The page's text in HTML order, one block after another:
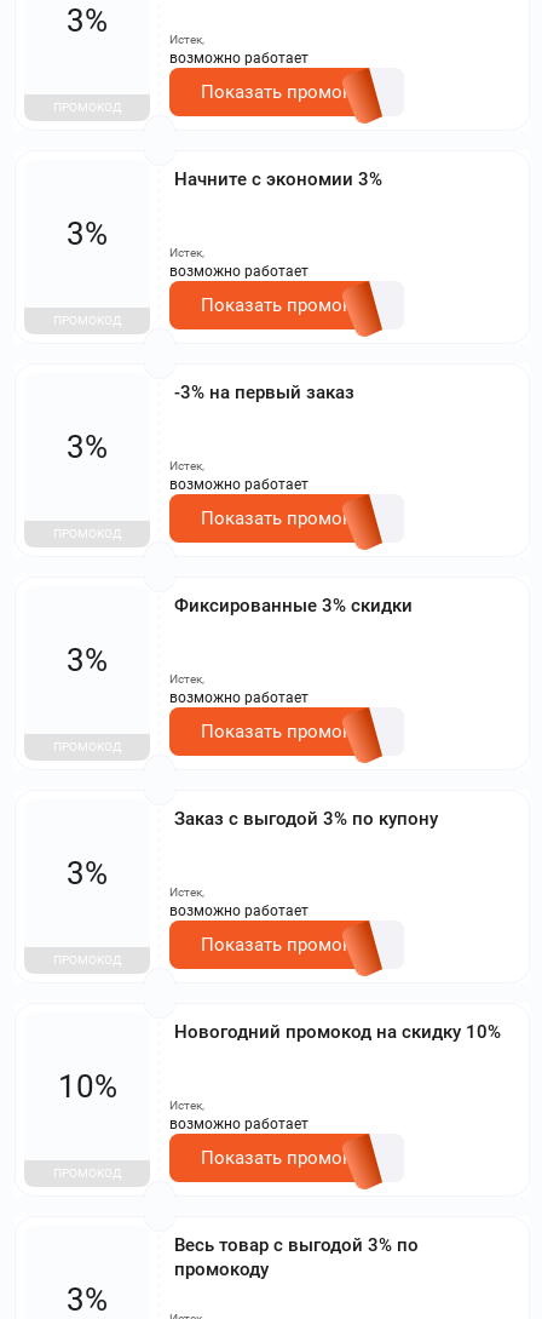
3%
ПРОМОКОД
Истек,
возможно работает
Показать промокод
Начните с экономии 3%
3%
ПРОМОКОД
Истек,
возможно работает
Показать промокод
-3% на первый заказ
3%
ПРОМОКОД
Истек,
возможно работает
Показать промокод
Фиксированные 3% скидки
3%
ПРОМОКОД
Истек,
возможно работает
Показать промокод
Заказ с выгодой 3% по купону
3%
ПРОМОКОД
Истек,
возможно работает
Показать промокод
Новогодний промокод на скидку 10%
10%
ПРОМОКОД
Истек,
возможно работает
Показать промокод
Весь товар с выгодой 3% по
промокоду
3%